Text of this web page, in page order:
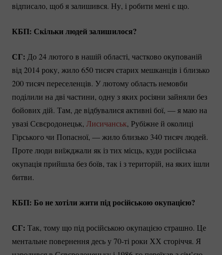
відписало, щоб я залишився. Ну, і робити мені є що.
КБП: Скільки людей залишилося?
СГ: До 24 лютого в нашій області, частково окупованій
від 2014 року, жило 650 тисяч старих мешканців і близько
200 тисяч переселенців. У лютому область немовби
поділили на дві частини, одну з яких росіяни зайняли без
бойових дій. Там, де відбувалися активні бої, — я маю на
увазі Сєвєродонецьк, Лисичанськ, Рубіжне й околиці
Гірського чи Попасної, — жило близько 340 тисяч людей.
Проте люди виїжджали як із тих місць, куди російська
окупація прийшла без боїв, так і з територій, на яких ішли
битви.
КБП: Бо не хотіли жити під російською окупацією?
СГ: Так, тому що під російською окупацією страшно. Це
ментальне повернення десь у70-ті роки ХХ сторіччя. Я